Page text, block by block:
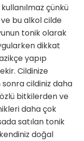
çünkü
bu alkol cilde
tonik olarak
dikkat
yapıp
Cildinize
sonra cildiniz daha
bitkilerden ve
daha çok
satılan tonik
doğal